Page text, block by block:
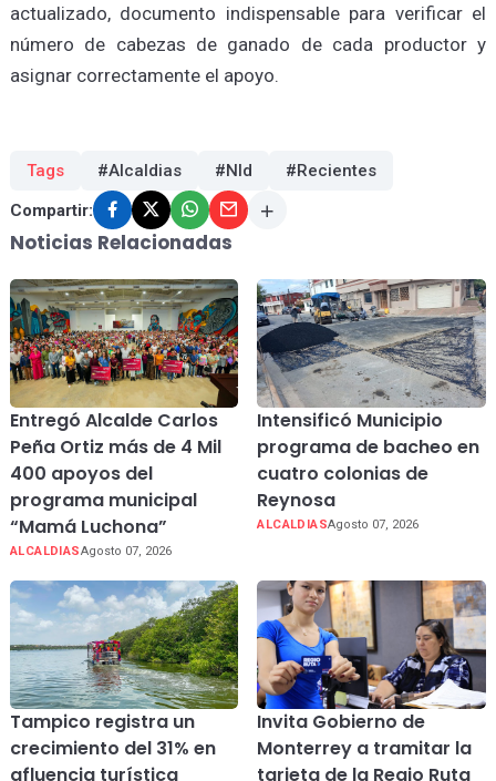
actualizado, documento indispensable para verificar el
número de cabezas de ganado de cada productor y
asignar correctamente el apoyo.
Tags #Alcaldias #Nld #Recientes
Compartir:
Noticias Relacionadas
Entregó Alcalde Carlos
Peña Ortiz más de 4 Mil
400 apoyos del
programa municipal
“Mamá Luchona”
ALCALDIASAgosto 07, 2026
Intensificó Municipio
programa de bacheo en
cuatro colonias de
Reynosa
ALCALDIASAgosto 07, 2026
Tampico registra un
crecimiento del 31% en
afluencia turística
Invita Gobierno de
Monterrey a tramitar la
tarjeta de la Regio Ruta